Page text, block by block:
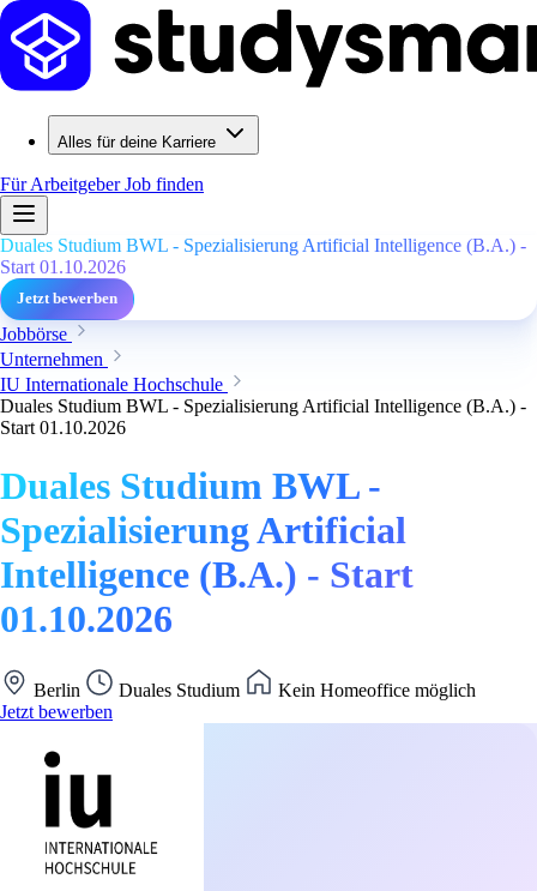
Alles für deine Karriere
Für ArbeitgeberJob finden
Duales Studium BWL - Spezialisierung Artificial Intelligence (B.A.) -
Start 01.10.2026
Jetzt bewerben
Jobbörse
Unternehmen
IU Internationale Hochschule
Duales Studium BWL - Spezialisierung Artificial Intelligence (B.A.) -
Start 01.10.2026
Duales Studium BWL -
Spezialisierung Artificial
Intelligence (B.A.) - Start
01.10.2026
Berlin Duales Studium
Kein Homeoffice möglich
Jetzt bewerben